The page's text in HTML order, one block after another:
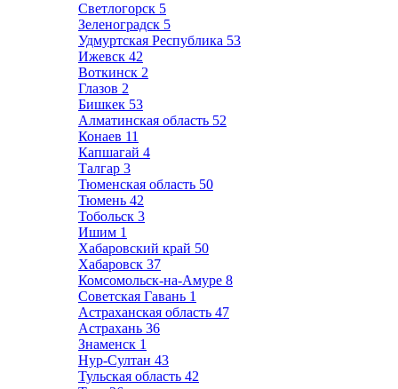
Светлогорск 5
Зеленоградск 5
Удмуртская Республика 53
Ижевск 42
Воткинск 2
Глазов 2
Бишкек 53
Алматинская область 52
Конаев 11
Капшагай 4
Талгар 3
Тюменская область 50
Тюмень 42
Тобольск 3
Ишим 1
Хабаровский край 50
Хабаровск 37
Комсомольск-на-Амуре 8
Советская Гавань 1
Астраханская область 47
Астрахань 36
Знаменск 1
Нур-Султан 43
Тульская область 42